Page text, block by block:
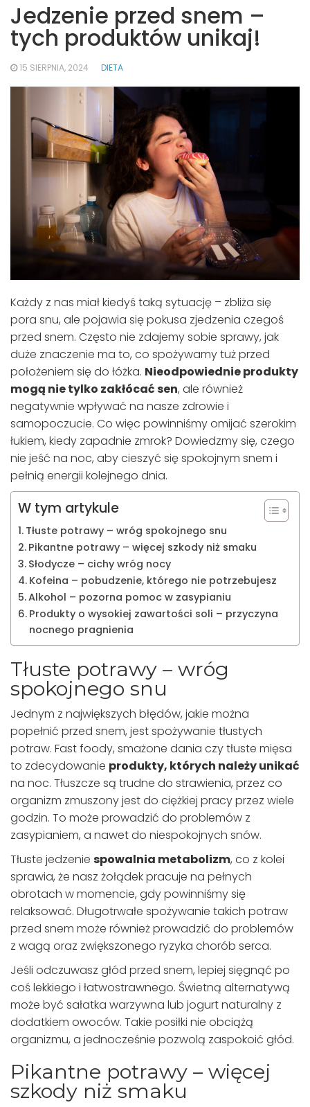
Jedzenie przed snem –
tych produktów unikaj!
15 SIERPNIA, 2024 DIETA
Każdy z nas miał kiedyś taką sytuację – zbliża się
pora snu, ale pojawia się pokusa zjedzenia czegoś
przed snem. Często nie zdajemy sobie sprawy, jak
duże znaczenie ma to, co spożywamy tuż przed
położeniem się do łóżka. Nieodpowiednie produkty
mogą nie tylko zakłócać sen, ale również
negatywnie wpływać na nasze zdrowie i
samopoczucie. Co więc powinniśmy omijać szerokim
łukiem, kiedy zapadnie zmrok? Dowiedzmy się, czego
nie jeść na noc, aby cieszyć się spokojnym snem i
pełnią energii kolejnego dnia.
W tym artykule
Tłuste potrawy – wróg spokojnego snu
Pikantne potrawy – więcej szkody niż smaku
Słodycze – cichy wróg nocy
Kofeina – pobudzenie, którego nie potrzebujesz
Alkohol – pozorna pomoc w zasypianiu
Produkty o wysokiej zawartości soli – przyczyna
nocnego pragnienia
Tłuste potrawy – wróg
spokojnego snu
Jednym z największych błędów, jakie można
popełnić przed snem, jest spożywanie tłustych
potraw. Fast foody, smażone dania czy tłuste mięsa
to zdecydowanie produkty, których należy unikać
na noc. Tłuszcze są trudne do strawienia, przez co
organizm zmuszony jest do ciężkiej pracy przez wiele
godzin. To może prowadzić do problemów z
zasypianiem, a nawet do niespokojnych snów.
Tłuste jedzenie spowalnia metabolizm, co z kolei
sprawia, że nasz żołądek pracuje na pełnych
obrotach w momencie, gdy powinniśmy się
relaksować. Długotrwałe spożywanie takich potraw
przed snem może również prowadzić do problemów
z wagą oraz zwiększonego ryzyka chorób serca.
Jeśli odczuwasz głód przed snem, lepiej sięgnąć po
coś lekkiego i łatwostrawnego. Świetną alternatywą
może być sałatka warzywna lub jogurt naturalny z
dodatkiem owoców. Takie posiłki nie obciążą
organizmu, a jednocześnie pozwolą zaspokoić głód.
Pikantne potrawy – więcej
szkody niż smaku